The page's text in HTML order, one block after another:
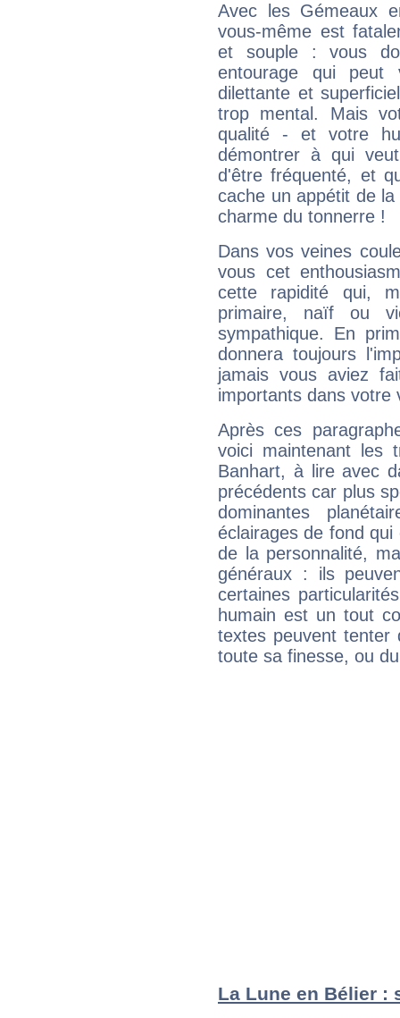
Avec les Gémeaux
vous-même est
et souple : vous
entourage qui
dilettante et
trop mental. Mais
qualité - et votre
démontrer à qui
d'être fréquenté, et
cache un appétit de
charme du tonnerre !
Dans vos veines
vous cet
cette rapidité qui,
primaire, naïf ou
sympathique. En
donnera toujours
jamais vous aviez
importants dans votre
Après ces
voici maintenant les
Banhart, à lire avec
précédents car plus
dominantes
éclairages de fond
de la personnalité,
généraux : ils
certaines
humain est un tout
textes peuvent tenter
toute sa finesse, ou
La Lune en Bélier :